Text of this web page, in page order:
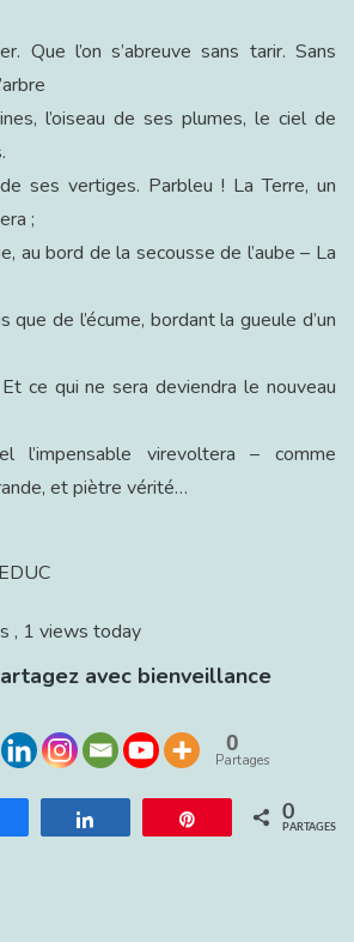
Que l’on s’abreuve sans tarir. Sans
l’oiseau de ses plumes, le ciel de
de ses vertiges. Parbleu ! La Terre, un
;
au bord de la secousse de l’aube – La
que de l’écume, bordant la gueule d’un
ce qui ne sera deviendra le nouveau
l’impensable virevoltera – comme
et piètre vérité…
, 1 views today
avec bienveillance
0
Partages
Épingle 0
PARTAGES